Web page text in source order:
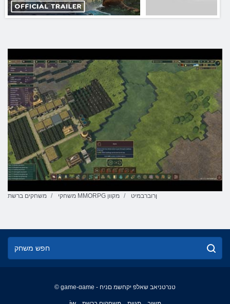
משחקים ברשת משחקי MMORPG מקוון ןרוברבמיט
© game-game - טנרטניאב שאלפ יקחשמ םניח